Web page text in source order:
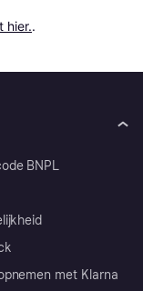
hier..
BNPL
met Klarna